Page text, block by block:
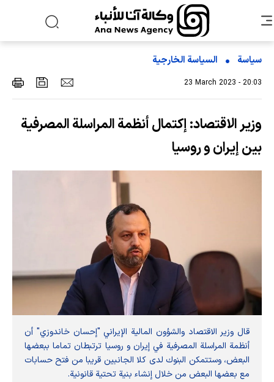
سياسة السیاسة الخارجیة
23 March 2023 - 20:03
وزير الاقتصاد: إكتمال أنظمة المراسلة المصرفية
بين إيران و روسيا
قال وزير الاقتصاد والشؤون المالية الإيراني "إحسان خاندوزي" أن
أنظمة المراسلة المصرفية في إيران و روسيا ترتبطان تماما ببعضها
البعض، وستتمكن البنوك لدى كلا الجانبين قريبا من فتح حسابات
مع بعضها البعض من خلال إنشاء بنية تحتية قانونية.